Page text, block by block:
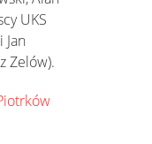
UKS
Jan
Zelów).